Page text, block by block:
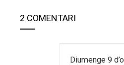
2 COMENTARI
Diumenge 9